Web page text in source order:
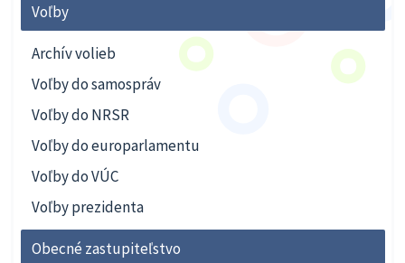
Voľby
Archív volieb
Voľby do samospráv
Voľby do NRSR
Voľby do europarlamentu
Voľby do VÚC
Voľby prezidenta
Obecné zastupiteľstvo